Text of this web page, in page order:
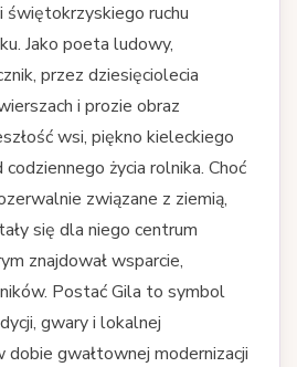
ruchu
Jako poeta ludowy,
przez dziesięciolecia
i prozie obraz
wsi, piękno kieleckiego
życia rolnika. Choć
związane z ziemią,
się dla niego centrum
znajdował wsparcie,
Postać Gila to symbol
gwary i lokalnej
dobie gwałtownej modernizacji